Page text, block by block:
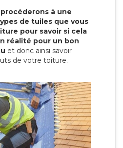
à une
de tuiles que vous
pour savoir si cela
réalité pour un bon
et donc ainsi savoir
de votre toiture.